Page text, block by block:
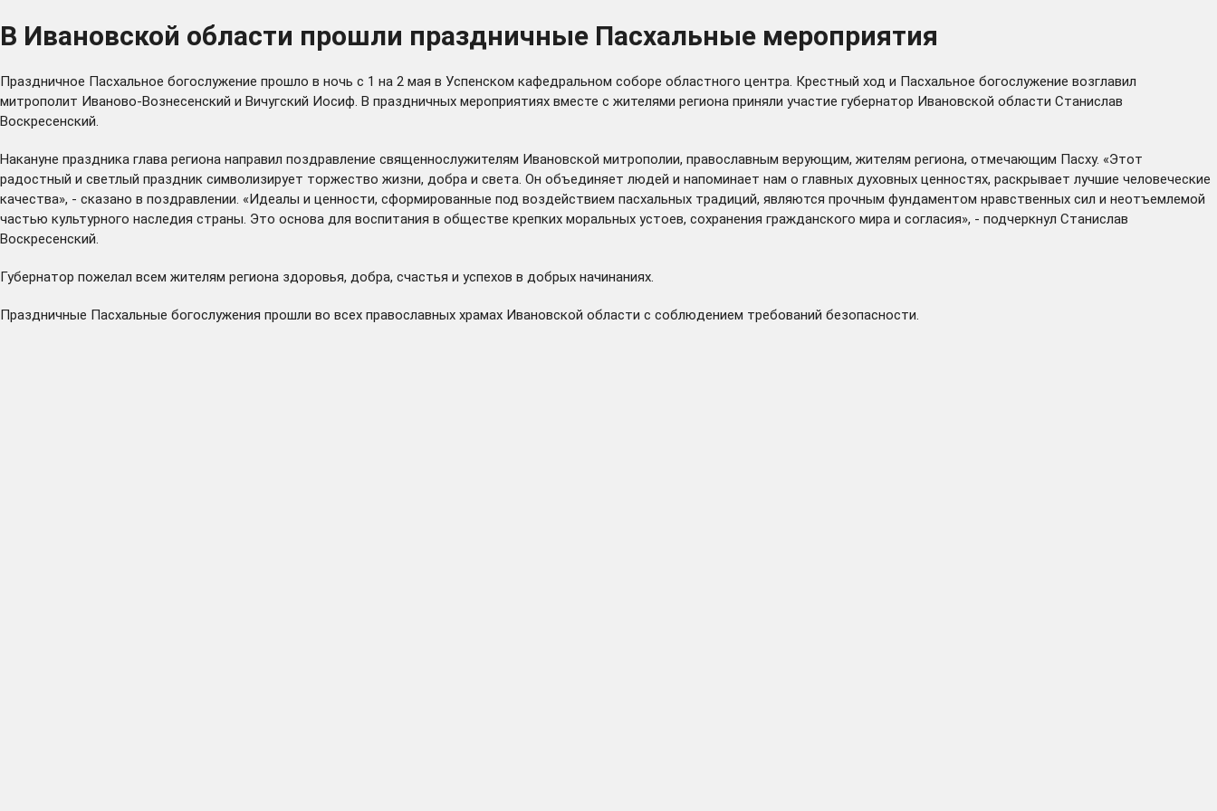
В Ивановской области прошли праздничные Пасхальные мероприятия
Праздничное Пасхальное богослужение прошло в ночь с 1 на 2 мая в Успенском кафедральном соборе областного центра. Крестный ход и Пасхальное богослужение возглавил
митрополит Иваново-Вознесенский и Вичугский Иосиф. В праздничных мероприятиях вместе с жителями региона приняли участие губернатор Ивановской области Станислав
Воскресенский.
Накануне праздника глава региона направил поздравление священнослужителям Ивановской митрополии, православным верующим, жителям региона, отмечающим Пасху. «Этот
радостный и светлый праздник символизирует торжество жизни, добра и света. Он объединяет людей и напоминает нам о главных духовных ценностях, раскрывает лучшие человеческие
качества», - сказано в поздравлении. «Идеалы и ценности, сформированные под воздействием пасхальных традиций, являются прочным фундаментом нравственных сил и неотъемлемой
частью культурного наследия страны. Это основа для воспитания в обществе крепких моральных устоев, сохранения гражданского мира и согласия», - подчеркнул Станислав
Воскресенский.
Губернатор пожелал всем жителям региона здоровья, добра, счастья и успехов в добрых начинаниях.
Праздничные Пасхальные богослужения прошли во всех православных храмах Ивановской области с соблюдением требований безопасности.